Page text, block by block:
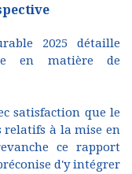
2025 détaille
en matière de
satisfaction que le
relatifs à la mise en
ce rapport
d'y intégrer